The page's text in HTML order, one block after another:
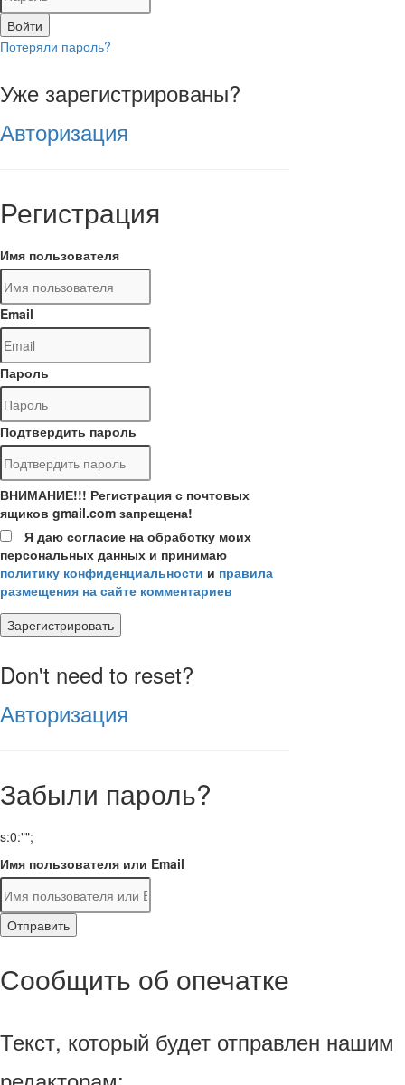
Войти
Потеряли пароль?
Уже зарегистрированы?
Авторизация
Регистрация
Имя пользователя
Email
Пароль
Подтвердить пароль
ВНИМАНИЕ!!! Регистрация с почтовых
ящиков gmail.com запрещена!
Я даю согласие на обработку моих
персональных данных и принимаю
политику конфиденциальности и правила
размещения на сайте комментариев
Зарегистрировать
Don't need to reset?
Авторизация
Забыли пароль?
s:0:"";
Имя пользователя или Email
Отправить
Сообщить об опечатке
Текст, который будет отправлен нашим